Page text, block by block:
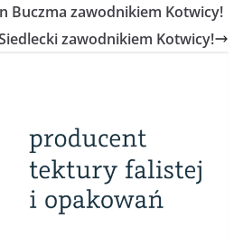
Buczma zawodnikiem Kotwicy!
zawodnikiem Kotwicy!